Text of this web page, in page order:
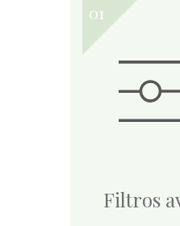
Filtros